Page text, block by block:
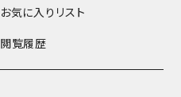
お気に入りリスト
閲覧履歴